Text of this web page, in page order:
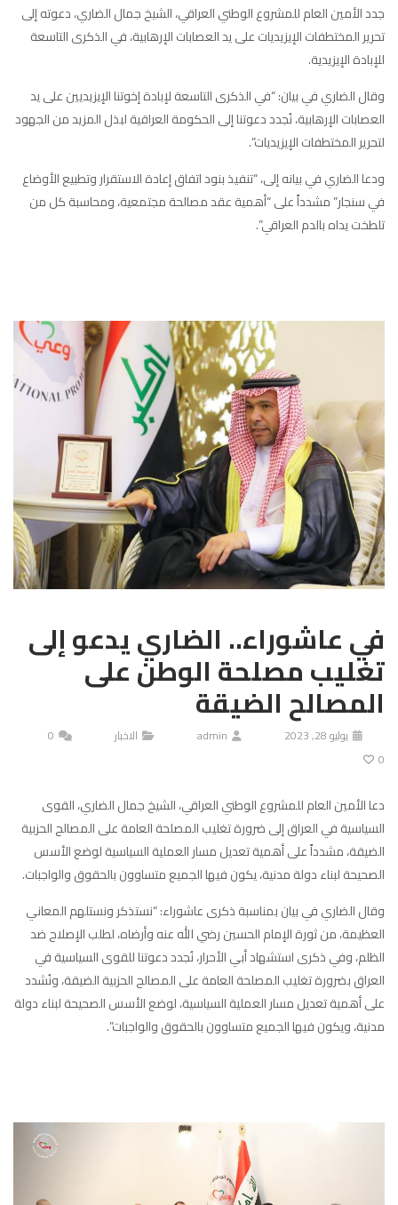
جدد الأمين العام للمشروع الوطني العراقي، الشيخ جمال الضاري، دعوته إلى
تحرير المختطفات الإيزيديات على يد العصابات الإرهابية، في الذكرى التاسعة
للإبادة الإيزيدية.
وقال الضاري في بيان: “في الذكرى التاسعة لإبادة إخوتنا الإيزيديين على يد
العصابات الإرهابية، نُجدد دعوتنا إلى الحكومة العراقية لبذل المزيد من الجهود
لتحرير المختطفات الإيزيديات”.
ودعا الضاري في بيانه إلى، “تنفيذ بنود اتفاق إعادة الاستقرار وتطبيع الأوضاع
في سنجار” مشدداً على “أهمية عقد مصالحة مجتمعية، ومحاسبة كل من
تلطخت يداه بالدم العراقي”.
في عاشوراء.. الضاري يدعو إلى
تغليب مصلحة الوطن على
المصالح الضيقة
يوليو 28, 2023 admin الاخبار
0
0
دعا الأمين العام للمشروع الوطني العراقي، الشيخ جمال الضاري، القوى
السياسية في العراق إلى ضرورة تغليب المصلحة العامة على المصالح الحزبية
الضيقة، مشدداً على أهمية تعديل مسار العملية السياسية لوضع الأسس
الصحيحة لبناء دولة مدنية، يكون فيها الجميع متساوون بالحقوق والواجبات.
وقال الضاري في بيان بمناسبة ذكرى عاشوراء: “نستذكر ونستلهم المعاني
العظيمة، من ثورة الإمام الحسين رضي الله عنه وأرضاه، لطلب الإصلاح ضد
الظلم، وفي ذكرى استشهاد أبي الأحرار، نُجدد دعوتنا للقوى السياسية في
العراق بضرورة تغليب المصلحة العامة على المصالح الحزبية الضيقة، ونُشدد
على أهمية تعديل مسار العملية السياسية، لوضع الأسس الصحيحة لبناء دولة
مدنية، ويكون فيها الجميع متساوون بالحقوق والواجبات”.